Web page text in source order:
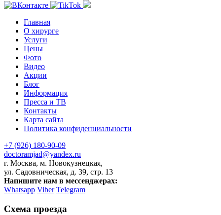
Главная
О хирурге
Услуги
Цены
Фото
Видео
Акции
Блог
Информация
Пресса и ТВ
Контакты
Карта сайта
Политика конфиденциальности
+7 (926) 180-90-09
doctoramjad@yandex.ru
г. Москва, м. Новокузнецкая,
ул. Садовническая, д. 39, стр. 13
Напишите нам в мессенджерах:
Whatsapp Viber Telegram
Схема проезда